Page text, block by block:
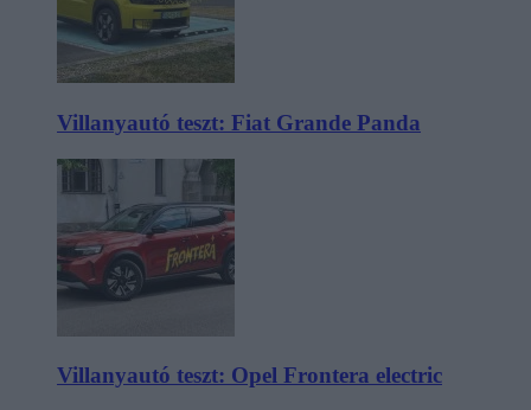
Villanyautó teszt: Fiat Grande Panda
Villanyautó teszt: Opel Frontera electric